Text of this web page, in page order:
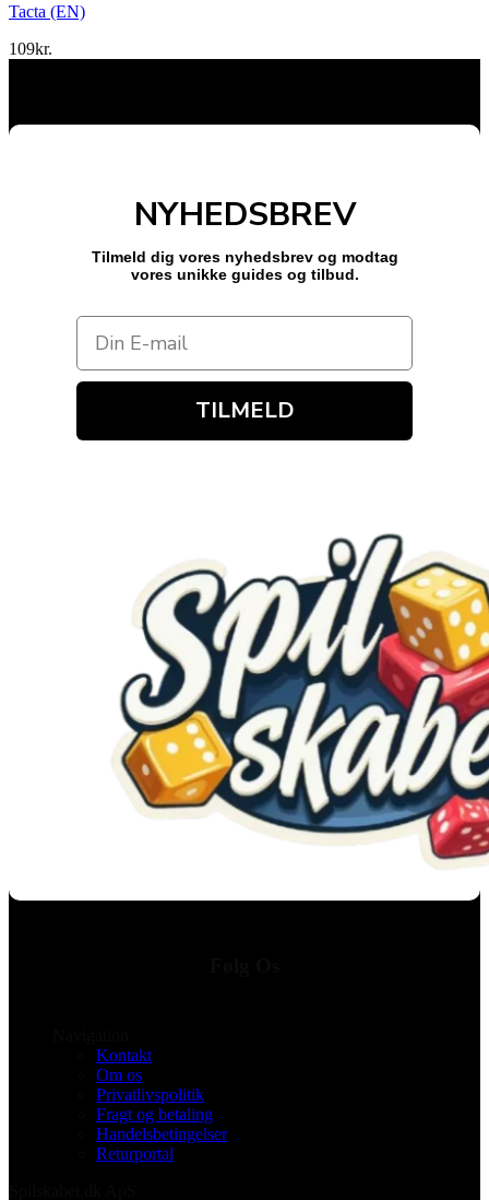
Tacta (EN)
109kr.
NYHEDSBREV
Tilmeld dig vores nyhedsbrev og modtag
vores unikke guides og tilbud.
TILMELD
Kontakt
Om os
Privatlivspolitik
Fragt og betaling
Handelsbetingelser
Returportal